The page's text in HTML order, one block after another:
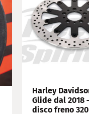
Harley
Glide dal 2018
disco freno